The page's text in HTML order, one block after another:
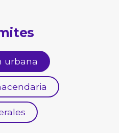
urbana